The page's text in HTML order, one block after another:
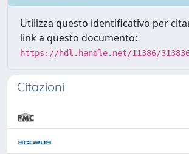
Utilizza questo identificativo per
link a questo documento:
https://hdl.handle.net/11386/
Citazioni